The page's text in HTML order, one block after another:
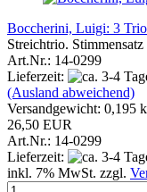
Boccherini, Luigi: 3
Streichtrio. Stimmensatz
Art.Nr.: 14-0299
Lieferzeit:
(Ausland abweichend)
Versandgewicht: 0,195
26,50 EUR
Art.Nr.: 14-0299
Lieferzeit:
inkl. 7% MwSt. zzgl.